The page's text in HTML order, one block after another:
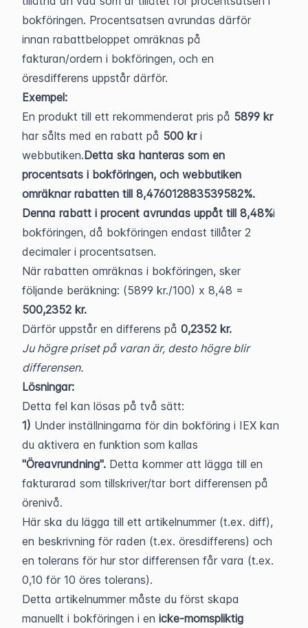
bokföringen. Procentsatsen avrundas därför
innan rabattbeloppet omräknas på
fakturan/ordern i bokföringen, och en
öresdifferens uppstår därför.
Exempel:
En produkt till ett rekommenderat pris på 5899 kr
har sålts med en rabatt på 500 kr i
webbutiken.Detta ska hanteras som en
procentsats i bokföringen, och webbutiken
omräknar rabatten till 8,476012883539582%.
Denna rabatt i procent avrundas uppåt till 8,48%i
bokföringen, då bokföringen endast tillåter 2
decimaler i procentsatsen.
När rabatten omräknas i bokföringen, sker
500,2352 kr.
Därför uppstår en differens på 0,2352 kr.
Ju högre priset på varan är, desto högre blir
differensen.
Lösningar:
Detta fel kan lösas på två sätt:
1) Under inställningarna för din bokföring i IEX kan
"Öreavrundning". Detta kommer att lägga till en
fakturarad som tillskriver/tar bort differensen på
örenivå.
Här ska du lägga till ett artikelnummer (t.ex. diff),
en beskrivning för raden (t.ex. öresdifferens) och
en tolerans för hur stor differensen får vara (t.ex.
0,10 för 10 öres tolerans).
Detta artikelnummer måste du först skapa
manuellt i bokföringen i en icke-momspliktig